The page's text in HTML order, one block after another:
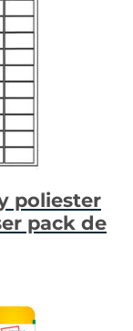
poliester
pack de